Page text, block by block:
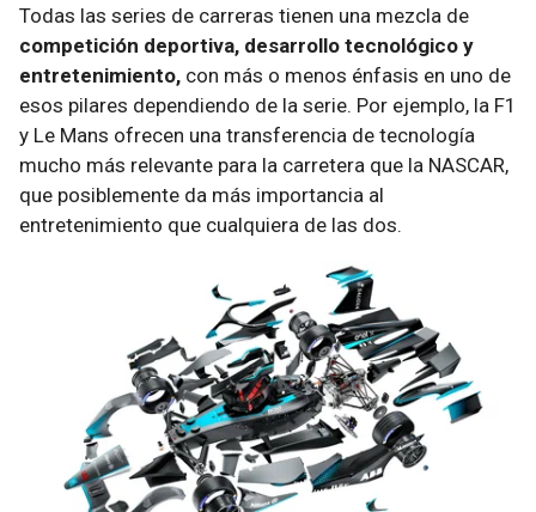
Todas las series de carreras tienen una mezcla de
competición deportiva, desarrollo tecnológico y
entretenimiento, con más o menos énfasis en uno de
esos pilares dependiendo de la serie. Por ejemplo, la F1
y Le Mans ofrecen una transferencia de tecnología
mucho más relevante para la carretera que la NASCAR,
que posiblemente da más importancia al
entretenimiento que cualquiera de las dos.